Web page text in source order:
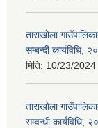
ताराखोला
सम्बन्दी कार्यविधि,
मिति: 10/23/
ताराखोला
सम्वन्धी कार्यविधि,